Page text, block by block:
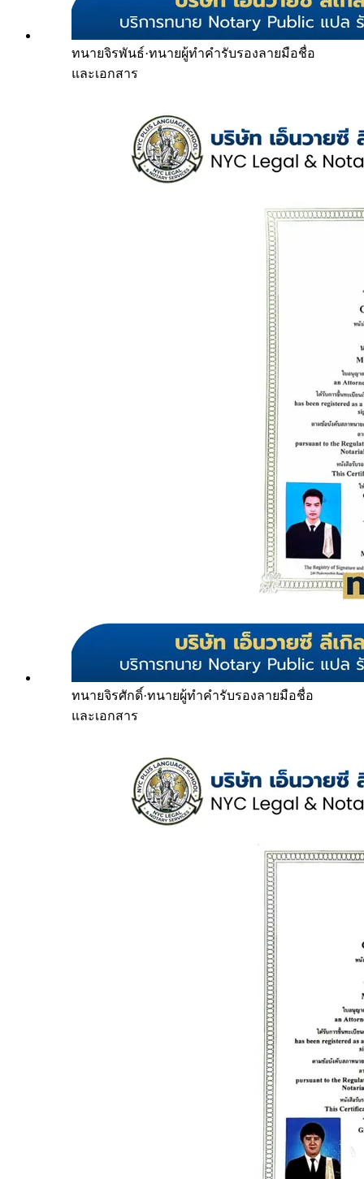
ทนายจิรพันธ์·ทนายผู้ทำคำรับรองลายมือชื่อ
และเอกสาร
ทนายจิรศักดิ์·ทนายผู้ทำคำรับรองลายมือชื่อ
และเอกสาร